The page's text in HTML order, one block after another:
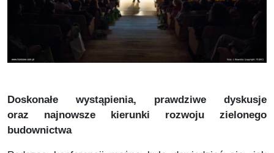
Doskonałe wystąpienia, prawdziwe dyskusje
oraz najnowsze kierunki rozwoju zielonego
budownictwa